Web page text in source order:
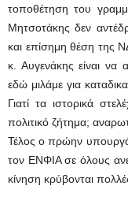
τοποθέτηση του
Μητσοτάκης δεν
και επίσημη θέση της
κ. Αυγενάκης είναι να
εδώ μιλάμε για
Γιατί τα ιστορικά
πολιτικό ζήτημα;
Τέλος ο πρώην
τον ΕΝΦΙΑ σε όλους
κίνηση κρύβονται